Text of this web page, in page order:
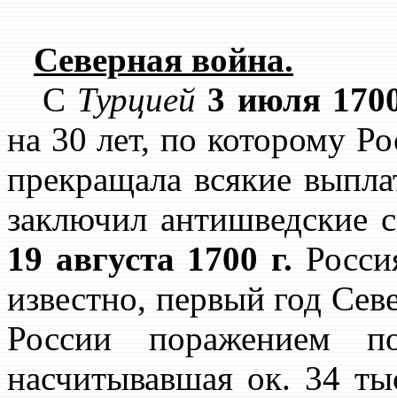
Северная война.
С Турцией 3 июля
на 30 лет, по которому
прекращала всякие
заключил
19 августа 1700 г.
известно, первый год
России поражением
насчитывавшая ок. 34